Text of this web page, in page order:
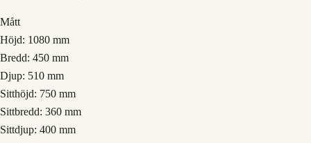
Mått
Höjd: 1080 mm
Bredd: 450 mm
Djup: 510 mm
Sitthöjd: 750 mm
Sittbredd: 360 mm
Sittdjup: 400 mm